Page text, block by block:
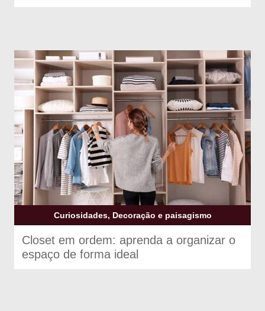
Curiosidades, Decoração e paisagismo
Closet em ordem: aprenda a organizar o
espaço de forma ideal